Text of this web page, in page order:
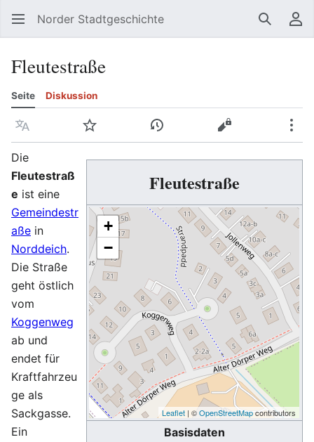
Norder Stadtgeschichte Suchen
Fleutestraße
Seite Diskussion
Sprache Beobachten Versionsgeschichte
Quelltext
Fleutestraße
+
−
Leaflet | ©OpenStreetMapcontributors
Basisdaten
Die
Fleutestraß
e ist eine
Gemeindestr
aße in
Norddeich.
Die Straße
geht östlich
vom
Koggenweg
ab und
endet für
Kraftfahrzeu
ge als
Sackgasse.
Ein